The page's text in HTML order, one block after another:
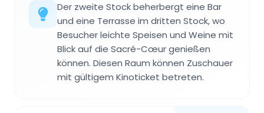
Der zweite Stock beherbergt eine Bar
und eine Terrasse im dritten Stock, wo
Besucher leichte Speisen und Weine mit
Blick auf die Sacré-Cœur genießen
können. Diesen Raum können Zuschauer
mit gültigem Kinoticket betreten.